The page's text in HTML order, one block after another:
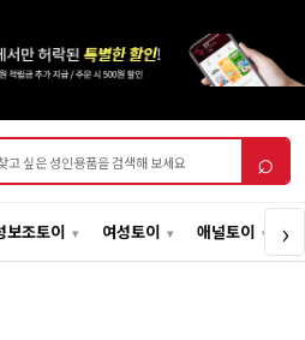
검색 ⌕
보조토이 여성토이 애널토이 ›